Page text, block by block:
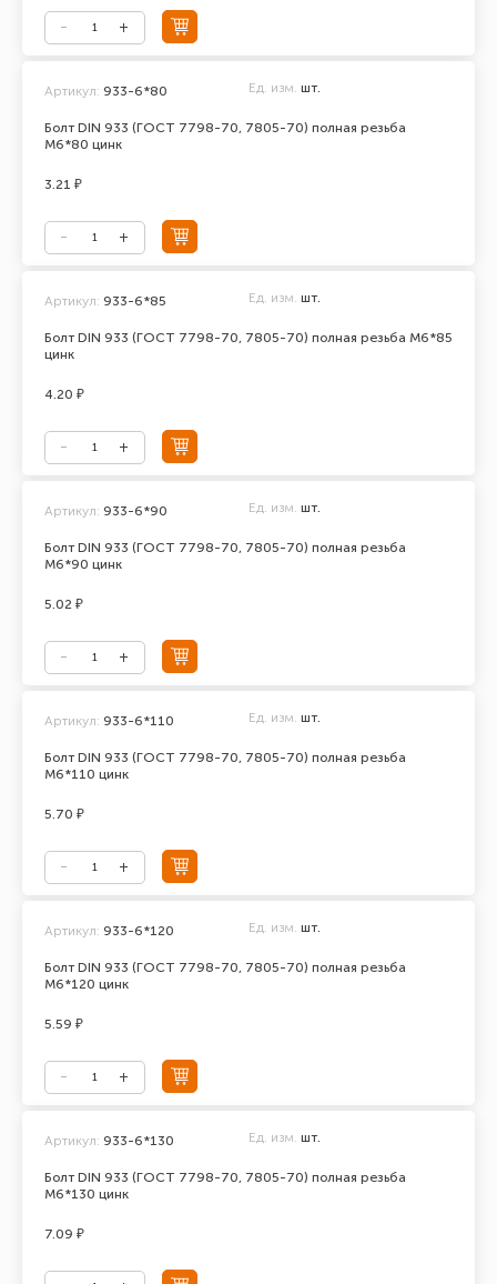
Болт DIN 933 (ГОСТ 7798-70, 7805-70) полная резьба
М6*80 цинк
Артикул: 933-6*80 Ед. изм. шт.
3.21 ₽
Болт DIN 933 (ГОСТ 7798-70, 7805-70) полная резьба М6*85
цинк
Артикул: 933-6*85 Ед. изм. шт.
4.20 ₽
Болт DIN 933 (ГОСТ 7798-70, 7805-70) полная резьба
М6*90 цинк
Артикул: 933-6*90 Ед. изм. шт.
5.02 ₽
Болт DIN 933 (ГОСТ 7798-70, 7805-70) полная резьба
М6*110 цинк
Артикул: 933-6*110 Ед. изм. шт.
5.70 ₽
Болт DIN 933 (ГОСТ 7798-70, 7805-70) полная резьба
М6*120 цинк
Артикул: 933-6*120 Ед. изм. шт.
5.59 ₽
Болт DIN 933 (ГОСТ 7798-70, 7805-70) полная резьба
М6*130 цинк
Артикул: 933-6*130 Ед. изм. шт.
7.09 ₽